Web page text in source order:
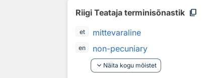
Riigi Teataja terminisõnastik content_copy
et mittevaraline
en
non-pecuniary
keyboard_arrow_down Näita kogu mõistet